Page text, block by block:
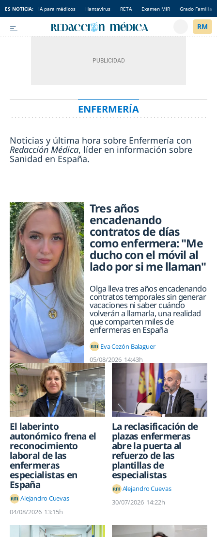
ES NOTICIA: IA para médicos Hantavirus RETA Examen MIR Grado Familia
ENFERMERÍA
Noticias y última hora sobre Enfermería con
Redacción Médica, líder en información sobre
Sanidad en España.
Tres años
encadenando
contratos de días
como enfermera: "Me
ducho con el móvil al
lado por si me llaman"
Olga lleva tres años encadenando
contratos temporales sin generar
vacaciones ni saber cuándo
volverán a llamarla, una realidad
que comparten miles de
enfermeras en España
Eva Cezón Balaguer
05/08/2026 14:43h
El laberinto
autonómico frena el
reconocimiento
laboral de las
enfermeras
especialistas en
España
Alejandro Cuevas
04/08/2026 13:15h
La reclasificación de
plazas enfermeras
abre la puerta al
refuerzo de las
plantillas de
especialistas
Alejandro Cuevas
30/07/2026 14:22h